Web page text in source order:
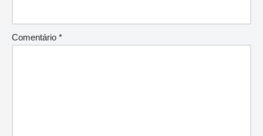
Comentário *